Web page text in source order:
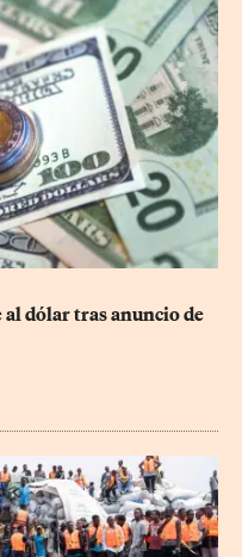
al dólar tras anuncio de